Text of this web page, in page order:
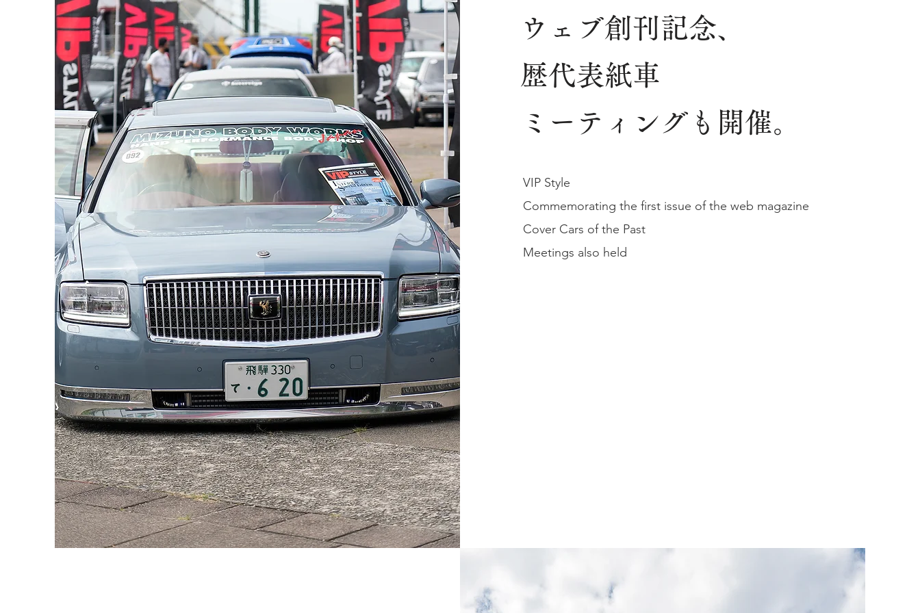
ウェブ創刊記念、
歴代表紙車
ミーティングも開催。
VIP Style
Commemorating the first issue of the web magazine
Cover Cars of the Past
Meetings also held